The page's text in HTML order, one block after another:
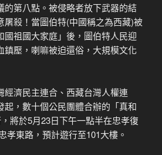
的第八點。被侵略者放下武器的結
屠殺！當圖伯特(中國稱之為西藏)被
國祖國大家庭」後，圖伯特人民迎
鎮壓，喇嘛被迫還俗，大規模文化
經濟民主連合、西藏台灣人權連
起，數十個公民團體合辦的「真和
將於5月23日下午一點半在忠孝復
孝東路，預計遊行至101大樓。